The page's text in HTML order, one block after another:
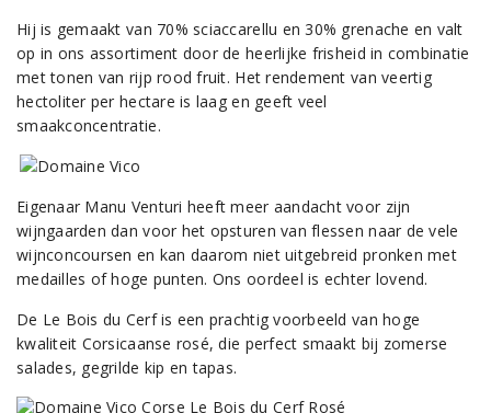
Hij is gemaakt van 70% sciaccarellu en 30% grenache en valt
op in ons assortiment door de heerlijke frisheid in combinatie
met tonen van rijp rood fruit. Het rendement van veertig
hectoliter per hectare is laag en geeft veel
smaakconcentratie.
Eigenaar Manu Venturi heeft meer aandacht voor zijn
wijngaarden dan voor het opsturen van flessen naar de vele
wijnconcoursen en kan daarom niet uitgebreid pronken met
medailles of hoge punten. Ons oordeel is echter lovend.
De Le Bois du Cerf is een prachtig voorbeeld van hoge
kwaliteit Corsicaanse rosé, die perfect smaakt bij zomerse
salades, gegrilde kip en tapas.